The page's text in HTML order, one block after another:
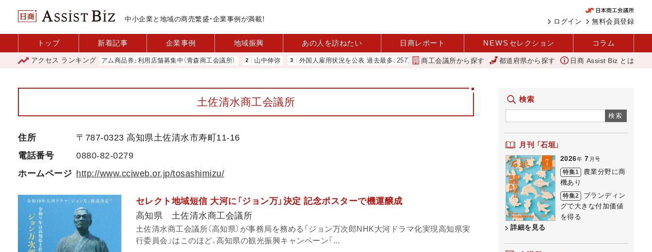
中小企業と地域の商売繁盛・企業事例が満載！ 無料会員登録
ログイン
トップ 新着記事 企業事例 地域振興 あの人を訪ねたい 日商レポート NEWS セレクション コラム
アクセス ランキング
「青森市プレミアム商品券」利用店舗募集中（青森商工会議所） 山中伸弥 外国人雇用状況を公表 過去最多、257万人に 厚労省 にぎわい創出へ 人を呼び込む 元気な商店街 下町人情キラキラ橘商
商工会議所から探す 都道府県から探す 日商 Assist Biz とは
土佐清水商工会議所
住所
〒787-0323 高知県土佐清水市寿町11-16
電話番号
0880-82-0279
ホームページ http://www.cciweb.or.jp/tosashimizu/
セレクト地域短信 大河に「ジョン万」決定 記念ポスターで機運醸成
高知県 土佐清水商工会議所
土佐清水商工会議所（高知県）が事務局を務める「ジョン万次郎NHK大河ドラマ化実現高知県実
行委員会」はこのほど、高知県の観光振興キャンペーン「...
検索
検索
月刊 「石垣」
2026年 7 月号
特集1
農業分野に商
機あり
特集2
ブランディン
グで大きな付加価値
を得る
詳細を見る